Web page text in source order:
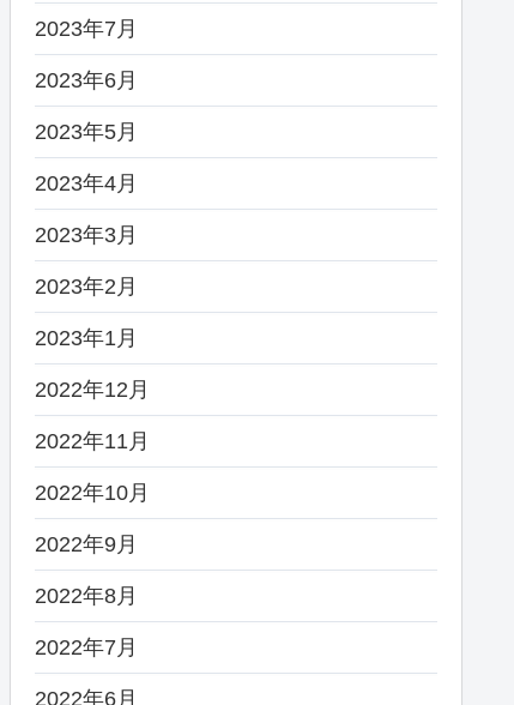
2023年7月
2023年6月
2023年5月
2023年4月
2023年3月
2023年2月
2023年1月
2022年12月
2022年11月
2022年10月
2022年9月
2022年8月
2022年7月
2022年6月